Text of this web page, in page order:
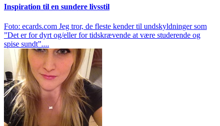
Inspiration til en sundere livsstil
Foto: ecards.com Jeg tror, de fleste kender til undskyldninger som
”Det er for dyrt og/eller for tidskrævende at være studerende og
spise sundt”....